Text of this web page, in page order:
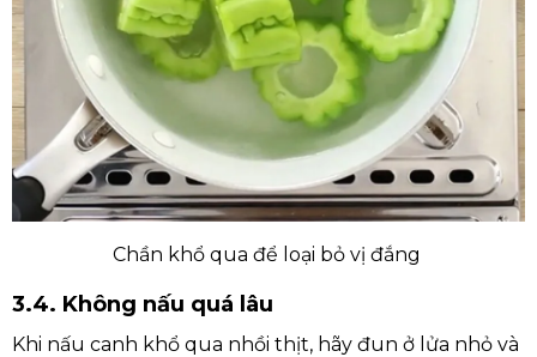
Chần khổ qua để loại bỏ vị đắng
3.4. Không nấu quá lâu
Khi nấu canh khổ qua nhồi thịt, hãy đun ở lửa nhỏ và